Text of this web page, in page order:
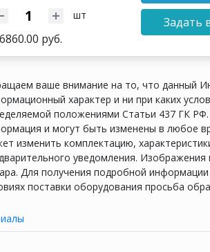
шт
руб.
Задать
ваше внимание на то, что данный
характер и ни при каких
положениями Статьи 437 ГК
и могут быть изменены в любое
изменить комплектацию,
уведомления.
Для получения подробной
поставки оборудования просьба